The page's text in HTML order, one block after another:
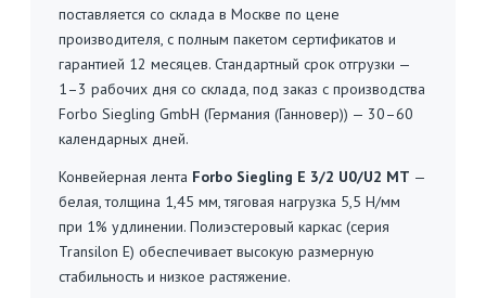
поставляется со склада в Москве по цене
производителя, с полным пакетом сертификатов и
гарантией 12 месяцев. Стандартный срок отгрузки —
1–3 рабочих дня со склада, под заказ с производства
Forbo Siegling GmbH (Германия (Ганновер)) — 30–60
календарных дней.
Конвейерная лента Forbo Siegling E 3/2 U0/U2 MT —
белая, толщина 1,45 мм, тяговая нагрузка 5,5 Н/мм
при 1% удлинении. Полиэстеровый каркас (серия
Transilon E) обеспечивает высокую размерную
стабильность и низкое растяжение.